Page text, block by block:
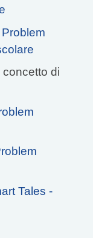
di
Tales -